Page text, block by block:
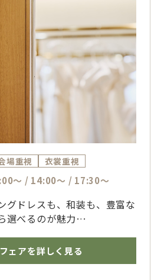
場重視 衣裳重視
～ / 14:00～ / 17:30～
グドレスも、和装も、豊富な
選べるのが魅力
ネートをご提案します
あわせて、結婚式当日のイメ
ェアを詳しく見る